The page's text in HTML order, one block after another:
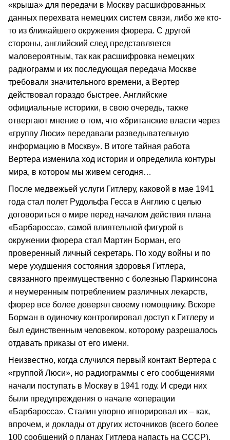
«крыша» для передачи в Москву расшифрованных
данных перехвата немецких систем связи, либо же кто-
то из ближайшего окружения фюрера. С другой
стороны, английский след представляется
маловероятным, так как расшифровка немецких
радиограмм и их последующая передача Москве
требовали значительного времени, а Вертер
действовал гораздо быстрее. Английские
официальные историки, в свою очередь, также
отвергают мнение о том, что «британские власти через
«группу Люси» передавали разведывательную
информацию в Москву». В итоге тайная работа
Вертера изменила ход истории и определила контуры
мира, в котором мы живем сегодня…
После медвежьей услуги Гитлеру, каковой в мае 1941
года стал полет Рудольфа Гесса в Англию с целью
договориться о мире перед началом действия плана
«Барбаросса», самой влиятельной фигурой в
окружении фюрера стал Мартин Борман, его
проверенный личный секретарь. По ходу войны и по
мере ухудшения состояния здоровья Гитлера,
связанного преимущественно с болезнью Паркинсона
и неумеренным потреблением различных лекарств,
фюрер все более доверял своему помощнику. Вскоре
Борман в одиночку контролировал доступ к Гитлеру и
был единственным человеком, которому разрешалось
отдавать приказы от его имени.
Неизвестно, когда случился первый контакт Вертера с
«группой Люси», но радиограммы с его сообщениями
начали поступать в Москву в 1941 году. И среди них
были предупреждения о начале «операции
«Барбаросса». Сталин упорно игнорировал их – как,
впрочем, и доклады от других источников (всего более
100 сообщений о планах Гитлера напасть на СССР).